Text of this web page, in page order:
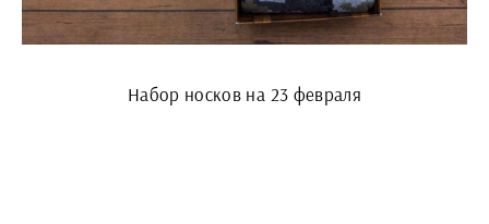
Набор носков на 23 февраля